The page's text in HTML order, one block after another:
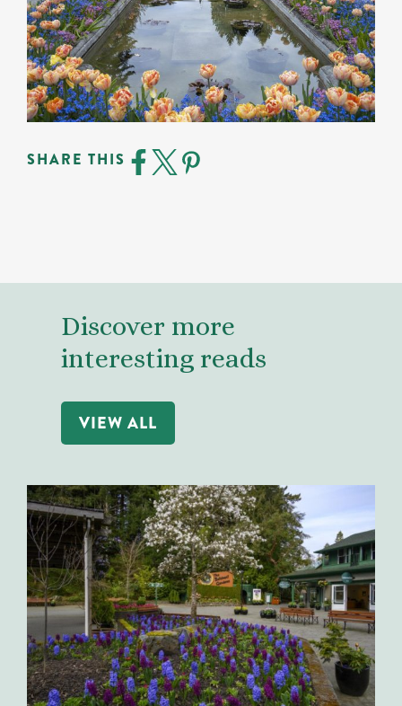
SHARE THIS
Discover more
interesting reads
VIEW ALL